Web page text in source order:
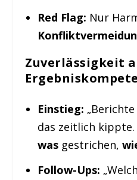
Red Flag: Nur
Zuverlässigkeit
Einstieg:
das zeitlich kippte.
wasgestrichen,
Follow-Ups: